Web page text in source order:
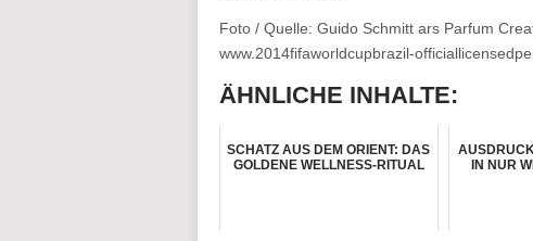
Foto / Quelle: Guido Schmitt ars Parfum
www.2014fifaworldcupbrazil-
ÄHNLICHE INHALTE:
SCHATZ AUS DEM ORIENT: DAS
GOLDENE WELLNESS-RITUAL
IN NUR